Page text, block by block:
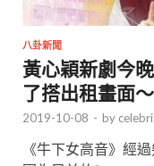
八卦新聞
黃心穎新劇今
了搭出租畫面～
2019-10-08 - by
《牛下女高音》經